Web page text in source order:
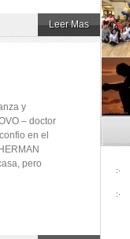
Leer Mas
y
– doctor
en el
pero